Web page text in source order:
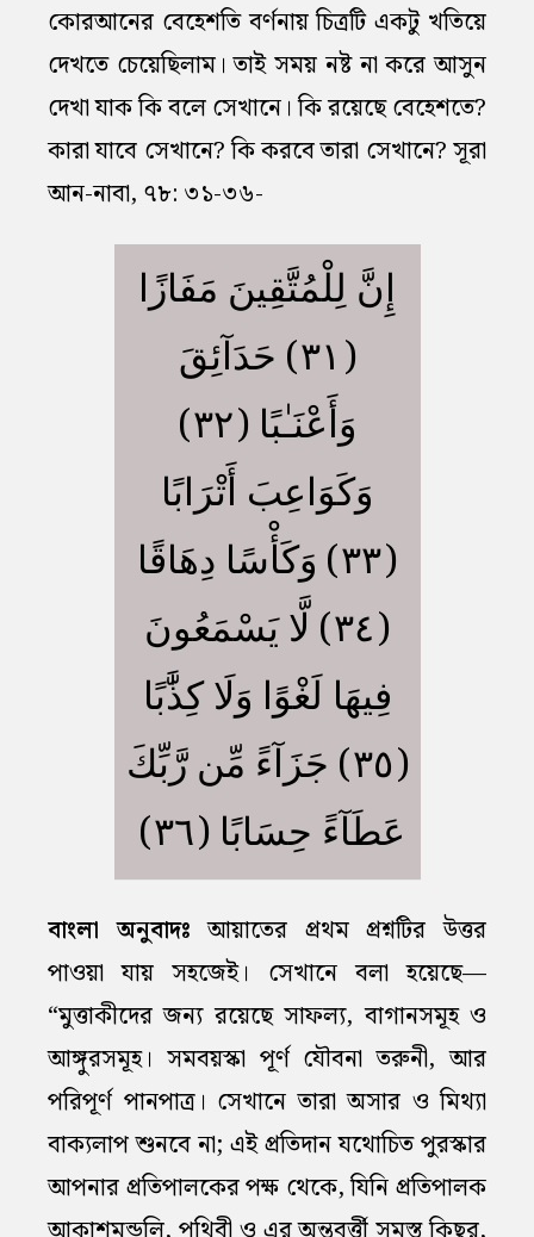
কোরআনের বেহেশতি বর্ণনায় চিত্রটি একটু খতিয়ে
দেখতে চেয়েছিলাম। তাই সময় নষ্ট না করে আসুন
দেখা যাক কি বলে সেখানে। কি রয়েছে বেহেশতে?
কারা যাবে সেখানে? কি করবে তারা সেখানে? সূরা
আন-নাবা, ৭৮: ৩১-৩৬-
إِنَّ لِلْمُتَّقِينَ مَفَازًا
(٣١) حَدَآئِقَ
وَأَعْنَـٰبًا (٣٢)
وَكَوَاعِبَ أَتْرَابًا
(٣٣) وَكَأْسًا دِهَاقًا
(٣٤) لَّا يَسْمَعُونَ
فِيهَا لَغْوًا وَلَا كِذَّٰبًا
(٣٥) جَزَآءً مِّن رَّبِّكَ
عَطَآءً حِسَابًا (٣٦)
বাংলা অনুবাদঃ আয়াতের প্রথম প্রশ্নটির উত্তর
পাওয়া যায় সহজেই। সেখানে বলা হয়েছে—
“মুত্তাকীদের জন্য রয়েছে সাফল্য, বাগানসমূহ ও
আঙ্গুরসমূহ। সমবয়স্কা পূর্ণ যৌবনা তরুনী, আর
পরিপূর্ণ পানপাত্র। সেখানে তারা অসার ও মিথ্যা
বাক্যলাপ শুনবে না; এই প্রতিদান যথোচিত পুরস্কার
আপনার প্রতিপালকের পক্ষ থেকে, যিনি প্রতিপালক